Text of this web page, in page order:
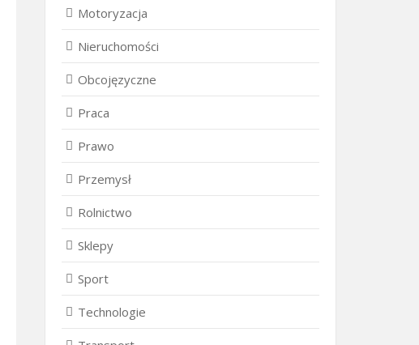
Motoryzacja
Nieruchomości
Obcojęzyczne
Praca
Prawo
Przemysł
Rolnictwo
Sklepy
Sport
Technologie